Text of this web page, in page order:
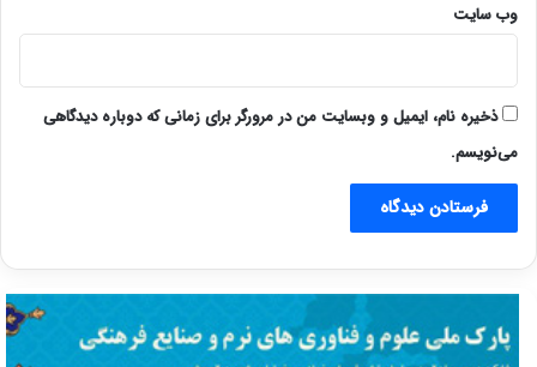
وب‌ سایت
ذخیره نام، ایمیل و وبسایت من در مرورگر برای زمانی که دوباره دیدگاهی
می‌نویسم.